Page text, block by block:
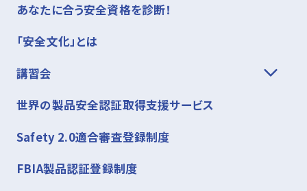
あなたに合う安全資格を診断！
「安全文化」とは
講習会
世界の製品安全認証取得支援サービス
Safety 2.0適合審査登録制度
FBIA製品認証登録制度